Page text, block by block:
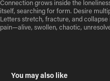
Connection grows inside the
itself, searching for form. Desire
Letters stretch, fracture, and
pain—alive, swollen, chaotic,
You may also like